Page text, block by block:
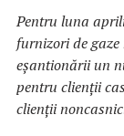
Pentru luna
furnizori de
eșantionării un
pentru clienții
clienții